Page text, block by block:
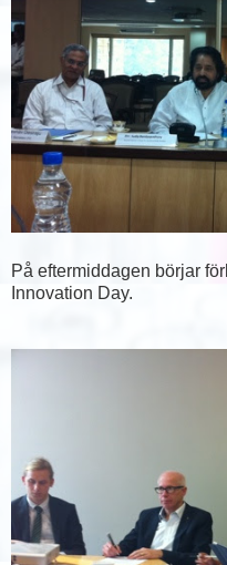
På eftermiddagen börjar
Innovation Day.